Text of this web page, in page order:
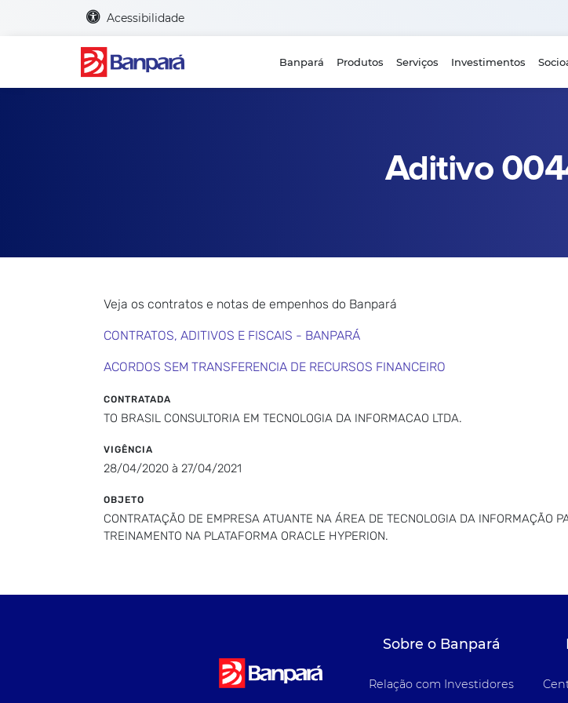
Acessibilidade
Banpará Produtos Serviços Investimentos
Aditivo
Veja os contratos e notas de empenhos do Banpará
CONTRATOS, ADITIVOS E FISCAIS - BANPARÁ
ACORDOS SEM TRANSFERENCIA DE RECURSOS FINANCEIRO
CONTRATADA
TO BRASIL CONSULTORIA EM TECNOLOGIA DA INFORMACAO LTDA.
VIGÊNCIA
28/04/2020 à 27/04/2021
OBJETO
CONTRATAÇÃO DE EMPRESA ATUANTE NA ÁREA DE TECNOLOGIA DA INFORMAÇÃO
TREINAMENTO NA PLATAFORMA ORACLE HYPERION.
Sobre o Banpará
Relação com Investidores